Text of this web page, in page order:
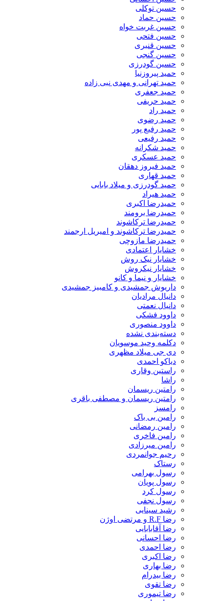
حسین توکلی
حسین حماد
حسین غربت خواه
حسین فتحی
حسین قنبری
حسین گنجی
حسین گودرزی
حمید پیروزنیا
حمید تهرانی و مهدی نبی زاده
حمید جعفری
حمید حریفی
حمید راد
حمید رضوی
حمید رفیع پور
حمید رفیعی
حمید شکرانه
حمید عسکری
حمید فیروز دهقان
حمید قهاری
حمید گودرزی و میلاد بابایی
حمید هیراد
حمیدرضا اکبری
حمیدرضا برومند
حمیدرضا ترکاشوند
حمیدرضا ترکاشوند و امیریل ارجمند
حمیدرضا مازوچی
خشایار اعتمادی
خشایار نیک روش
خشایار نیکروش
خشایار و نیما و کانو
داریوش جمشیدی و کامبیز جمشیدی
دانیال مرادیان
دانیال نعمتی
داوود فشکی
داوود منصوری
دسته‌بندی نشده
دکلمه وحید موسویان
دی جی میلاد مظهری
دیاکو احمدی
راستین وقاری
راشا
رامتین ریسمان
رامتین ریسمان و مصطفی باقری
رامسز
رامین بی باک
رامین رمضانی
رامین فاخری
رامین میرزادی
رحیم جوانمردی
رستاک
رسول بهرامی
رسول پویان
رسول کرد
رسول نجفی
رشید سینایی
رضا R.F و مرتضی اوژن
رضا آقابابایی
رضا احسانی
رضا احمدی
رضا اکبری
رضا بهاری
رضا بیدرام
رضا تقوی
رضا تیموری